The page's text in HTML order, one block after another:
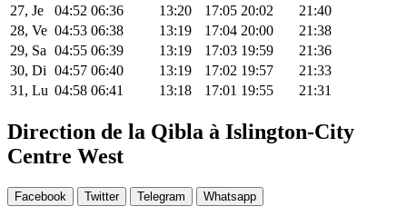
27, Je
04:52 06:36 13:20 17:05 20:02
21:40
28, Ve 04:53 06:38 13:19 17:04 20:00
21:38
29, Sa 04:55 06:39 13:19 17:03 19:59
21:36
30, Di 04:57 06:40 13:19 17:02 19:57
21:33
31, Lu 04:58 06:41 13:18 17:01 19:55 21:31
Direction de la Qibla à Islington-City
Centre West
Facebook Twitter Telegram Whatsapp